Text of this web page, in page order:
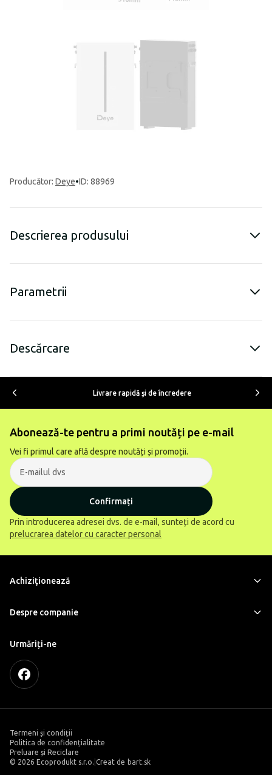
Producător: Deye•ID: 88969
Descrierea produsului
Parametrii
Descărcare
Livrare rapidă şi de încredere
Abonează-te pentru a primi noutăți pe e-mail
Vei fi primul care află despre noutăți și promoții.
Confirmați
Prin introducerea adresei dvs. de e-mail, sunteți de acord cu
prelucrarea datelor cu caracter personal
Achiziţionează
Despre companie
Urmăriți-ne
Termeni și condiții
Politica de confidențialitate
Preluare și Reciclare
© 2026 Ecoprodukt s.r.o. Creat de bart.sk